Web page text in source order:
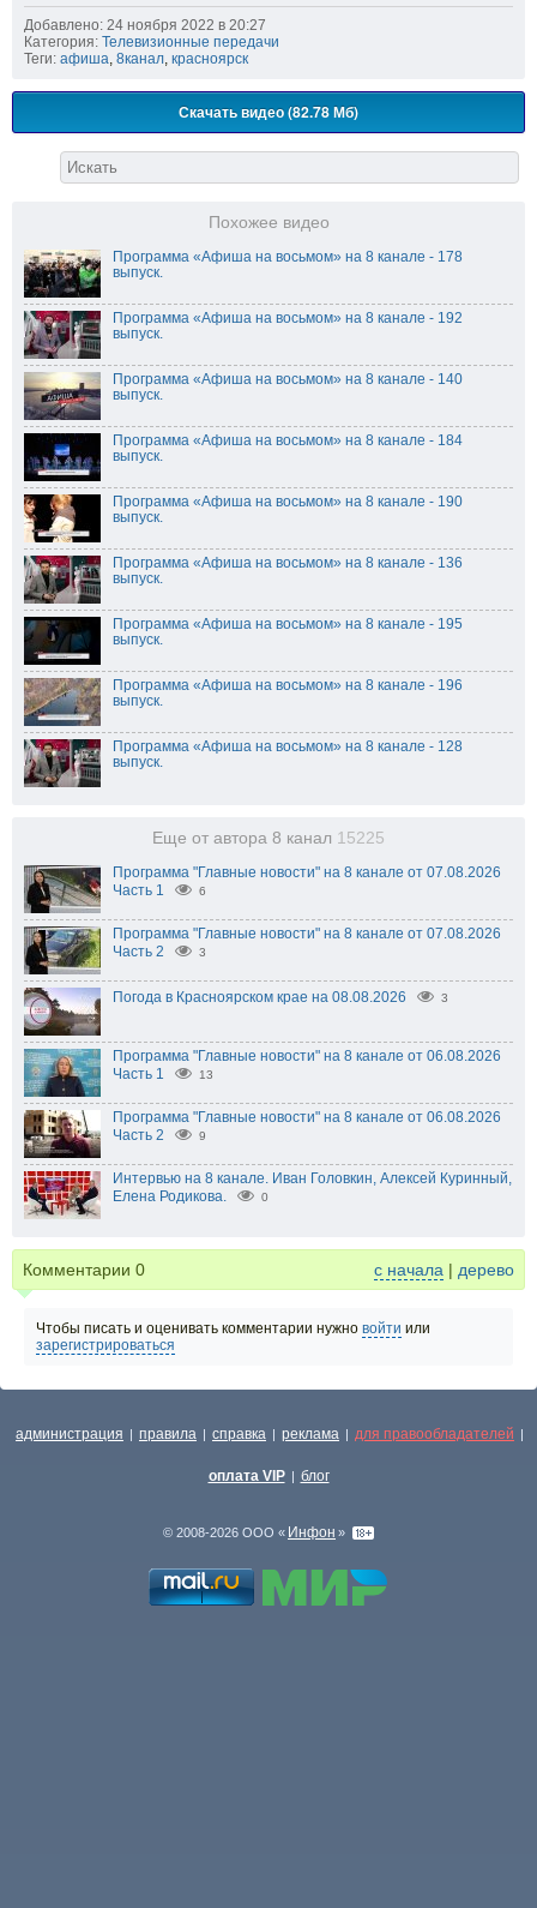
Добавлено: 24 ноября 2022 в 20:27
Категория: Телевизионные передачи
Теги: афиша, 8канал, красноярск
Скачать видео (82.78 Мб)
Похожее видео
Программа «Афиша на восьмом» на 8 канале - 178
выпуск.
Программа «Афиша на восьмом» на 8 канале - 192
выпуск.
Программа «Афиша на восьмом» на 8 канале - 140
выпуск.
Программа «Афиша на восьмом» на 8 канале - 184
выпуск.
Программа «Афиша на восьмом» на 8 канале - 190
выпуск.
Программа «Афиша на восьмом» на 8 канале - 136
выпуск.
Программа «Афиша на восьмом» на 8 канале - 195
выпуск.
Программа «Афиша на восьмом» на 8 канале - 196
выпуск.
Программа «Афиша на восьмом» на 8 канале - 128
выпуск.
Еще от автора 8 канал 15225
Программа "Главные новости" на 8 канале от 07.08.2026
Часть 1
6
Программа "Главные новости" на 8 канале от 07.08.2026
Часть 2
3
Погода в Красноярском крае на 08.08.2026 3
Программа "Главные новости" на 8 канале от 06.08.2026
Часть 1
13
Программа "Главные новости" на 8 канале от 06.08.2026
Часть 2
9
Интервью на 8 канале. Иван Головкин, Алексей Куринный,
Елена Родикова.
0
Комментарии 0 с начала | дерево
Чтобы писать и оценивать комментарии нужно войти или
зарегистрироваться
администрация | правила | справка | реклама | для правообладателей |
оплата VIP | блог
© 2008-2026 ООО « Инфон »